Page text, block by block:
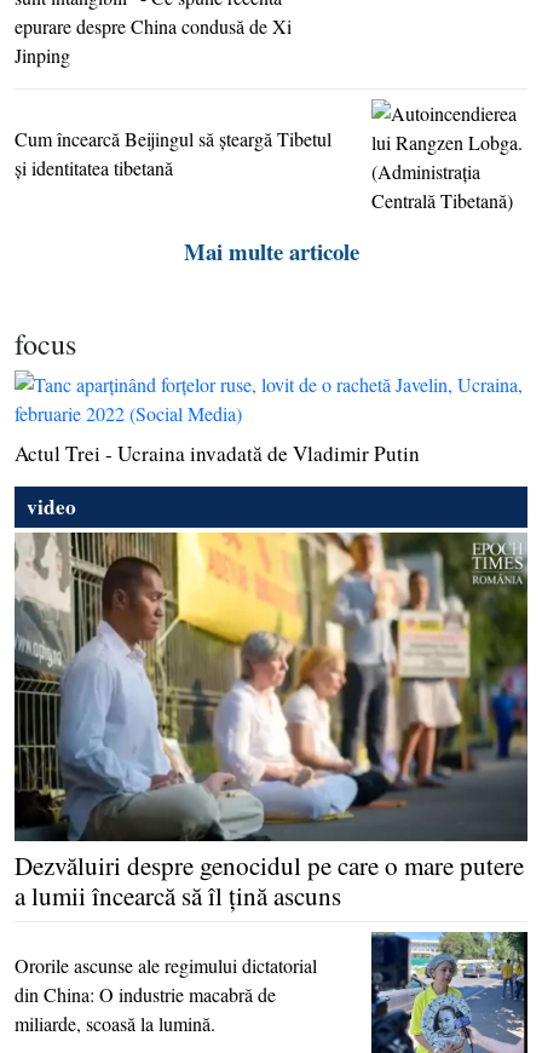
focus
Actul Trei - Ucraina invadată de Vladimir Putin
video
Dezvăluiri despre genocidul pe care o mare putere
a lumii încearcă să îl ţină ascuns
Ororile ascunse ale regimului dictatorial
din China: O industrie macabră de
miliarde, scoasă la lumină.
epurare despre China condusă de Xi
Jinping
Cum încearcă Beijingul să şteargă Tibetul
şi identitatea tibetană
Mai multe articole